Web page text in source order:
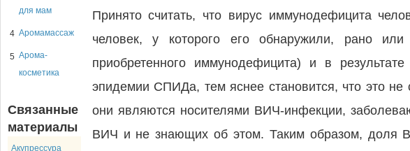
для мам
4 Аромамассаж
5 Арома-
косметика
Связанные
материалы
Акупрессура
Принято считать, что вирус иммунодефицита
человек, у которого его обнаружили, рано
приобретенного иммунодефицита) и в
эпидемии СПИДа, тем яснее становится, что это
они являются носителями ВИЧ-инфекции,
ВИЧ и не знающих об этом. Таким образом, доля